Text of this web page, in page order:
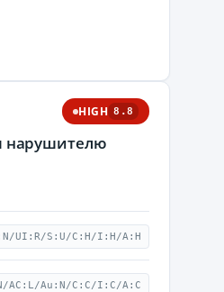
HIGH 8.8
нарушителю
UI:R/S:U/C:H/I:H/A:H
AC:L/Au:N/C:C/I:C/A:C